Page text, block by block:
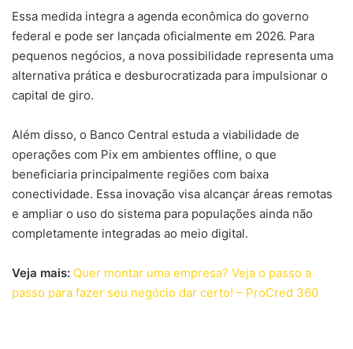
Essa medida integra a agenda econômica do governo
federal e pode ser lançada oficialmente em 2026. Para
pequenos negócios, a nova possibilidade representa uma
alternativa prática e desburocratizada para impulsionar o
capital de giro.
Além disso, o Banco Central estuda a viabilidade de
operações com Pix em ambientes offline, o que
beneficiaria principalmente regiões com baixa
conectividade. Essa inovação visa alcançar áreas remotas
e ampliar o uso do sistema para populações ainda não
completamente integradas ao meio digital.
Veja mais: Quer montar uma empresa? Veja o passo a
passo para fazer seu negócio dar certo! – ProCred 360